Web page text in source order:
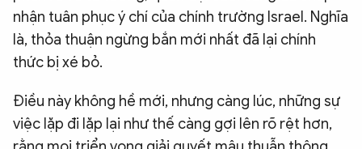
nhận tuân phục ý chí của chính trường Israel. Nghĩa
là, thỏa thuận ngừng bắn mới nhất đã lại chính
thức bị xé bỏ.
Điều này không hề mới, nhưng càng lúc, những sự
việc lặp đi lặp lại như thế càng gợi lên rõ rệt hơn,